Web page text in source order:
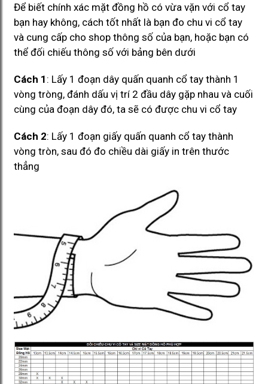
Để biết chính xác mặt đồng hồ có vừa vặn với cổ tay
bạn hay không, cách tốt nhất là bạn đo chu vi cổ tay
và cung cấp cho shop thông số của bạn, hoặc bạn có
thể đối chiếu thông số với bảng bên dưới
Cách 1 : Lấy 1 đoạn dây quấn quanh cổ tay thành 1
vòng tròng, đánh dấu vị trí 2 đầu dây gặp nhau và cuối
cùng của đoạn dây đó, ta sẽ có được chu vi cổ tay
Cách 2: Lấy 1 đoạn giấy quấn quanh cổ tay thành
vòng tròn, sau đó đo chiều dài giấy in trên thước
thẳng